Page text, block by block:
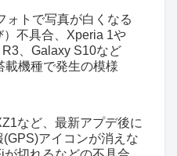
ォトで写真が白くなる
）不具合、Xperia 1や
、Galaxy S10など
載機種で発生の模様
など、最新アプデ後に
(GPS)アイコンが消えな